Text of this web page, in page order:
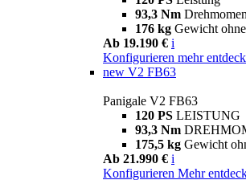
93,3 Nm
176 kg Gewicht
Ab 19.190 € i
Konfigurieren mehr
new V2 FB63
Panigale V2 FB63
120 PS LEISTUNG
93,3 Nm
175,5 kg Gewicht
Ab 21.990 € i
Konfigurieren Mehr